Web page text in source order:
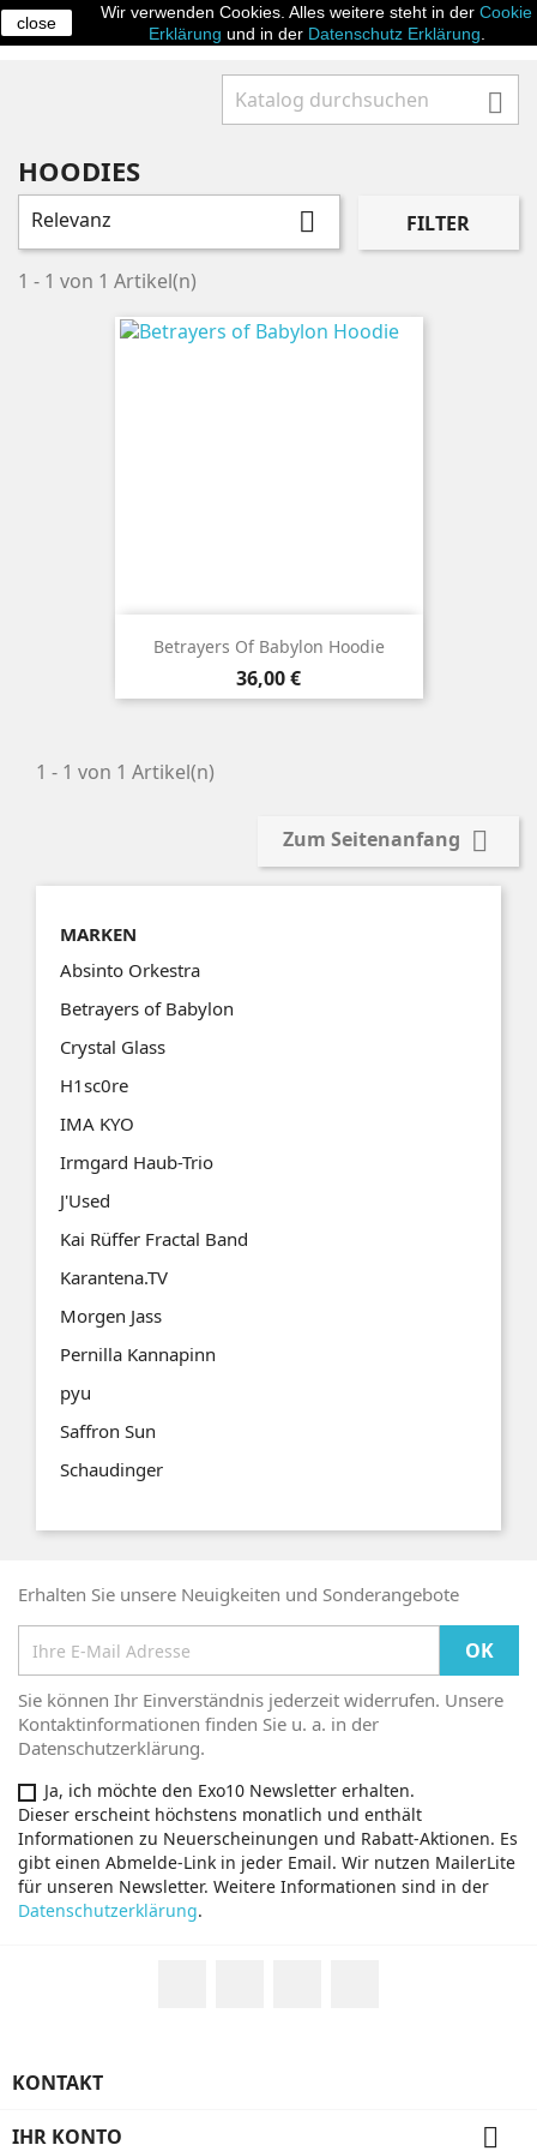


HOODIES
Relevanz  FILTER
1 - 1 von 1 Artikel(n)
Betrayers Of Babylon Hoodie
Preis
36,00 €
1 - 1 von 1 Artikel(n)
Zum Seitenanfang 
MARKEN
Absinto Orkestra
Betrayers of Babylon
Crystal Glass
H1sc0re
IMA KYO
Irmgard Haub-Trio
J'Used
Kai Rüffer Fractal Band
Karantena.TV
Morgen Jass
Pernilla Kannapinn
pyu
Saffron Sun
Schaudinger
Erhalten Sie unsere Neuigkeiten und Sonderangebote
Sie können Ihr Einverständnis jederzeit widerrufen. Unsere
Kontaktinformationen finden Sie u. a. in der
Datenschutzerklärung.
Ja, ich möchte den Exo10 Newsletter erhalten.
Dieser erscheint höchstens monatlich und enthält
Informationen zu Neuerscheinungen und Rabatt-Aktionen. Es
gibt einen Abmelde-Link in jeder Email. Wir nutzen MailerLite
für unseren Newsletter. Weitere Informationen sind in der
Datenschutzerklärung.
KONTAKT
IHR KONTO 
close
Wir verwenden Cookies. Alles weitere steht in der Cookie
Erklärung und in der Datenschutz Erklärung